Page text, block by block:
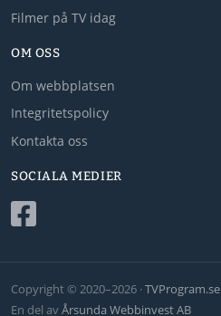
Filmer på TV idag
OM OSS
Om webbplatsen
Integritetspolicy
Kontakta oss
SOCIALA MEDIER
Copyright © 2020–2026 ·TVProgram.se
En del avÅrsunda Webbinvest AB